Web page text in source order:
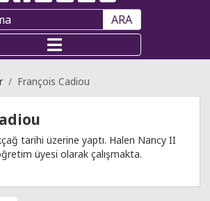
ARA
François Cadiou
tarihi üzerine yaptı. Halen Nancy II
üyesi olarak çalışmakta.